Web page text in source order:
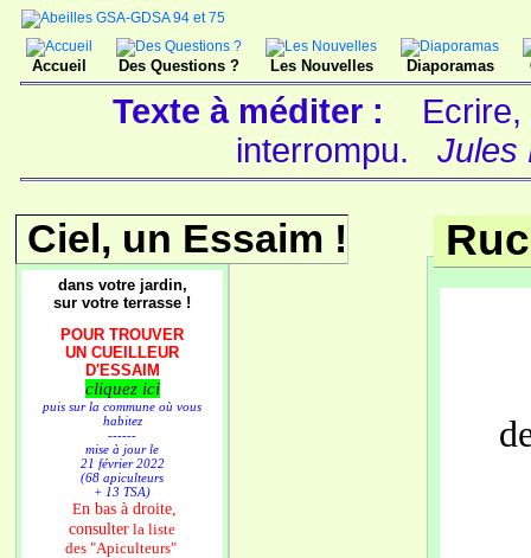
Accueil Des Questions ? Les Nouvelles Diaporamas
Texte à méditer :
interrompu.
Jules
Ciel, un Essaim !
dans votre jardin,
sur votre terrasse !
POUR TROUVER
UN CUEILLEUR
D'ESSAIM
cliquez ici
puis sur la commune où vous
habitez
------
mise à jour le
21 février 2022
(68 apiculteurs
+ 13 TSA)
En bas à droite,
consulter la liste
des "Apiculteurs"